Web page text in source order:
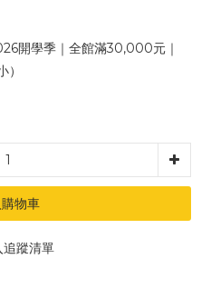
開學季｜全館滿30,000元｜
物車
追蹤清單